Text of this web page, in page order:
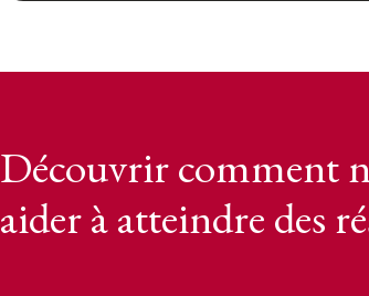
Découvrir comment
aider à atteindre des